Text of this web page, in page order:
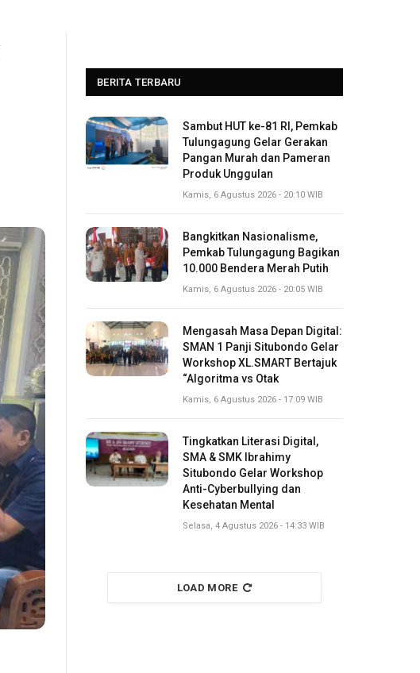
BERITA TERBARU
Sambut HUT ke-81 RI, Pemkab
Tulungagung Gelar Gerakan
Pangan Murah dan Pameran
Produk Unggulan
Kamis, 6 Agustus 2026 - 20:10 WIB
Bangkitkan Nasionalisme,
Pemkab Tulungagung Bagikan
10.000 Bendera Merah Putih
Kamis, 6 Agustus 2026 - 20:05 WIB
Mengasah Masa Depan Digital:
SMAN 1 Panji Situbondo Gelar
Workshop XL.SMART Bertajuk
“Algoritma vs Otak
Kamis, 6 Agustus 2026 - 17:09 WIB
Tingkatkan Literasi Digital,
SMA & SMK Ibrahimy
Situbondo Gelar Workshop
Anti-Cyberbullying dan
Kesehatan Mental
Selasa, 4 Agustus 2026 - 14:33 WIB
LOAD MORE